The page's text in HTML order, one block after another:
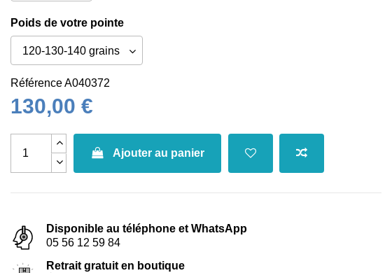
Poids de votre pointe
RéférenceA040372
130,00 €
Ajouter au panier
Disponible au téléphone et WhatsApp
05 56 12 59 84
Retrait gratuit en boutique